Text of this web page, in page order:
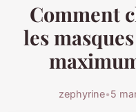
Comment
les
zephyrine•5